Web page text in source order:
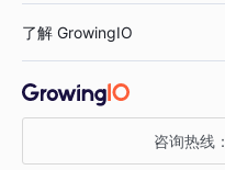
汽车行业
金融行业
智能运营
获客分析
增长公开课
增长博客
了解 GrowingIO
关于 GrowingIO
增长大会
咨询热线：